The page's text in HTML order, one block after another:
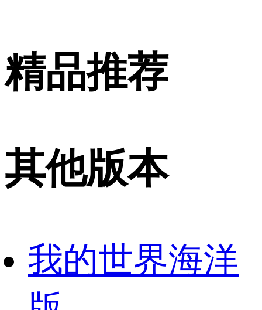
精品推荐
其他版本
我的世界海洋